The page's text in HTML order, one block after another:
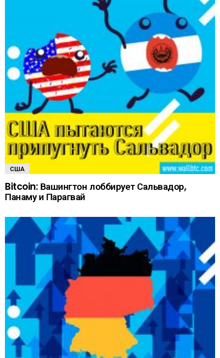
США
Bitcoin: Вашингтон лоббирует Сальвадор,
Панаму и Парагвай